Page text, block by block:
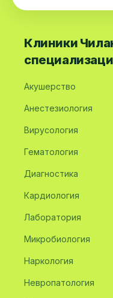
Клиники
Акушерство
Анестезиология
Вирусология
Гематология
Диагностика
Кардиология
Лаборатория
Микробиология
Наркология
Невропатология